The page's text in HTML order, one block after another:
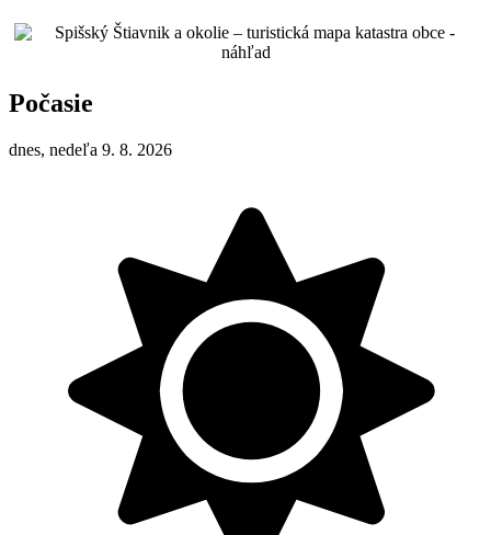
Počasie
dnes, nedeľa 9. 8. 2026